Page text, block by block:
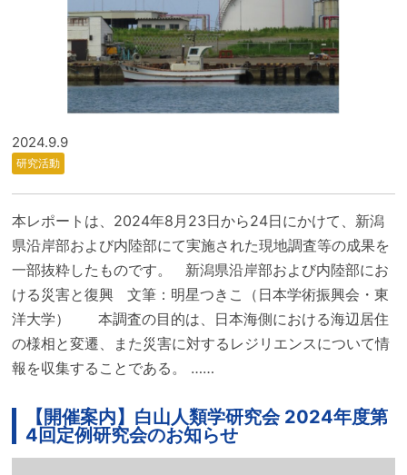
2024.9.9
研究活動
本レポートは、2024年8月23日から24日にかけて、新潟
県沿岸部および内陸部にて実施された現地調査等の成果を
一部抜粋したものです。 新潟県沿岸部および内陸部にお
ける災害と復興 文筆：明星つきこ（日本学術振興会・東
洋大学） 本調査の目的は、日本海側における海辺居住
の様相と変遷、また災害に対するレジリエンスについて情
報を収集することである。 ……
【開催案内】白山人類学研究会 2024年度第
4回定例研究会のお知らせ